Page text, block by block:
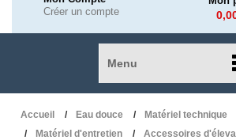
Créer un compte
Menu
Accueil Eau douce
Matériel technique
Matériel d'entretien
Accessoires